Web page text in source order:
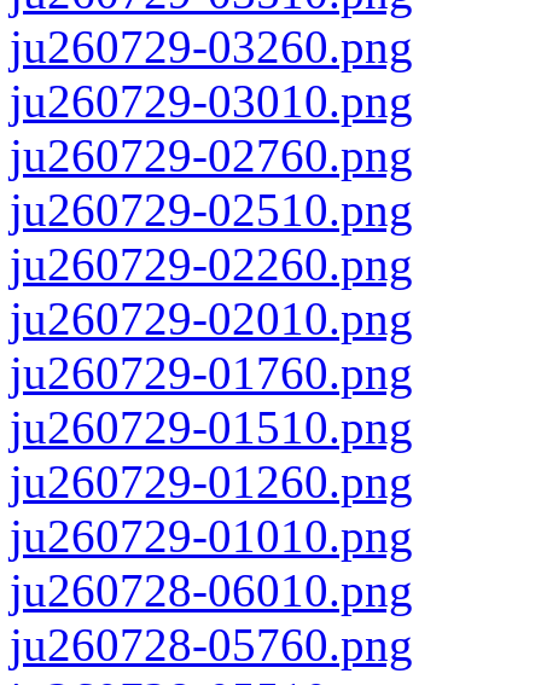
ju260729-03260.png
ju260729-03010.png
ju260729-02760.png
ju260729-02510.png
ju260729-02260.png
ju260729-02010.png
ju260729-01760.png
ju260729-01510.png
ju260729-01260.png
ju260729-01010.png
ju260728-06010.png
ju260728-05760.png